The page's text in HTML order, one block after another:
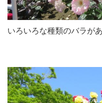
いろいろな種類のバラが